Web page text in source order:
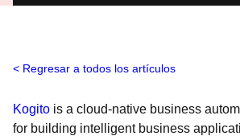
Regresar a todos los artículos
Kogito is a cloud-native business
for building intelligent business